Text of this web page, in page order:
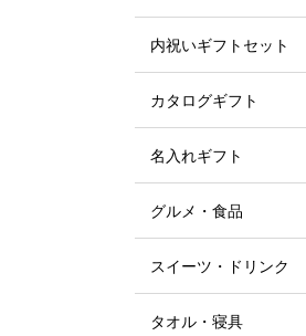
内祝いギフトセット
カタログギフト
名入れギフト
グルメ・食品
スイーツ・ドリンク
タオル・寝具